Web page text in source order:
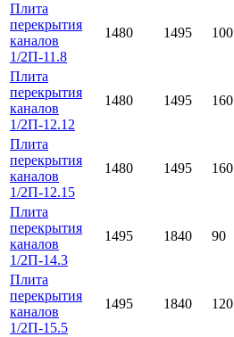
Плита
перекрытия
каналов
1/2П-11.8
1480 1495 100
Плита
перекрытия
каналов
1/2П-12.12
1480 1495 160
Плита
перекрытия
каналов
1/2П-12.15
1480 1495 160
Плита
перекрытия
каналов
1/2П-14.3
1495 1840 90
Плита
перекрытия
каналов
1/2П-15.5
1495 1840 120